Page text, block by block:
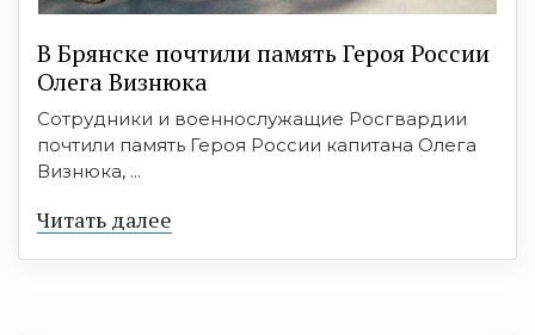
В Брянске почтили память Героя России
Олега Визнюка
Сотрудники и военнослужащие Росгвардии
почтили память Героя России капитана Олега
Визнюка, ...
Читать далее